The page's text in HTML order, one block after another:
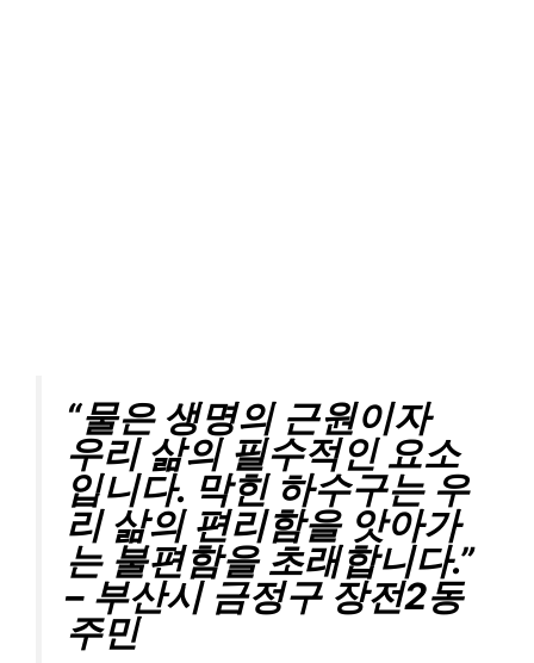
“물은 생명의 근원이자
우리 삶의 필수적인 요소
입니다. 막힌 하수구는 우
리 삶의 편리함을 앗아가
는 불편함을 초래합니다.”
– 부산시 금정구 장전2동
주민